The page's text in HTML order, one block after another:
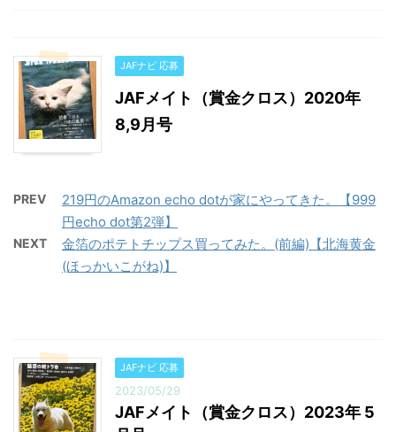
JAFナビ 応募
JAFメイト（賞金クロス）2020年
8,9月号
PREV
219円のAmazon echo dotが家にやってきた。【999
円echo dot第2弾】
NEXT
金箔のポテトチップス買ってみた。(前編)【北海黄金
(ほっかいこがね)】
JAFナビ 応募
2023/05/29
JAFメイト（賞金クロス）2023年 5